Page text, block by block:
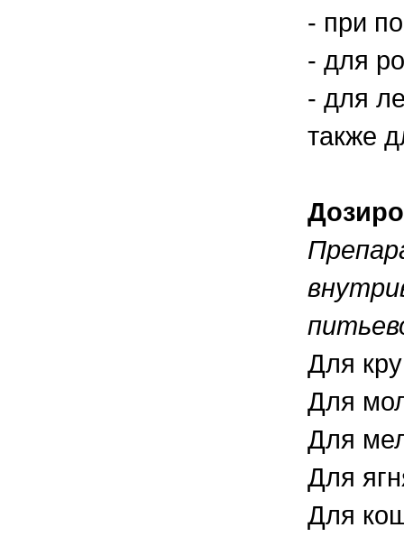
- при
- для
- для
также
Для
Для
Для
Для
Для